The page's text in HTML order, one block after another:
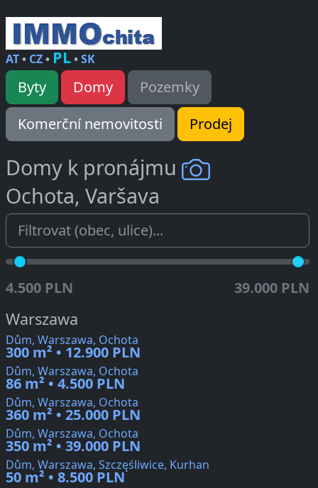
AT• CZ• PL•SK
Byty Domy
Pozemky
Komerční nemovitosti
Prodej
Domy k pronájmu
Ochota, Varšava
4.500 PLN 39.000 PLN
Warszawa
Dům, Warszawa, Ochota
300 m² • 12.900 PLN
Dům, Warszawa, Ochota
86 m² • 4.500 PLN
Dům, Warszawa, Ochota
360 m² • 25.000 PLN
Dům, Warszawa, Ochota
350 m² • 39.000 PLN
Dům, Warszawa, Szczęśliwice, Kurhan
50 m² • 8.500 PLN